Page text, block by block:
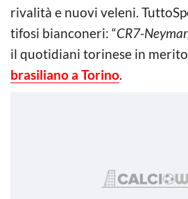
rivalità e nuovi veleni.
tifosi bianconeri: “CR7-
il quotidiani torinese in
brasiliano a Torino.